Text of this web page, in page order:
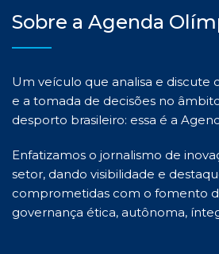
Sobre a Agenda
Um veículo que analisa e discute
e a tomada de decisões no
desporto brasileiro: essa é a
Enfatizamos o jornalismo de
setor, dando visibilidade e
comprometidas com o fomento
governança ética, autônoma,